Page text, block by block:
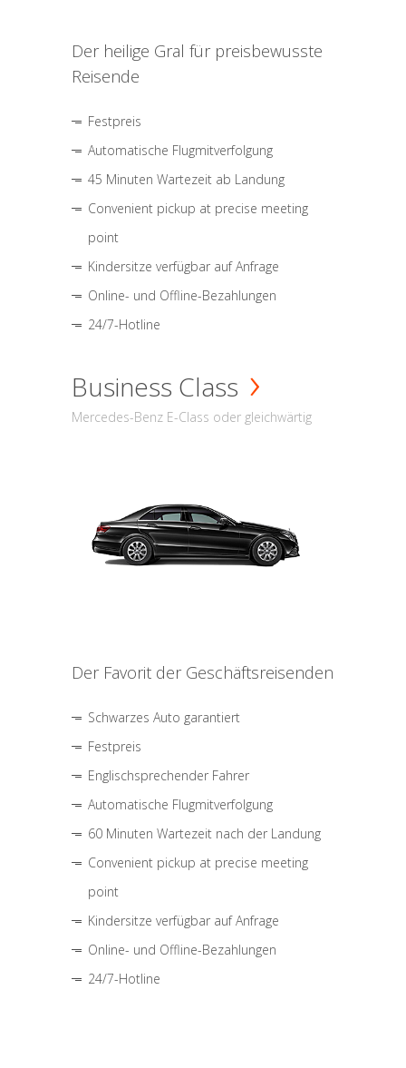
Der heilige Gral für preisbewusste
Reisende
Festpreis
Automatische Flugmitverfolgung
45 Minuten Wartezeit ab Landung
Convenient pickup at precise meeting
point
Kindersitze verfügbar auf Anfrage
Online- und Offline-Bezahlungen
24/7-Hotline
Business Class
Mercedes-Benz E-Class oder gleichwärtig
Der Favorit der Geschäftsreisenden
Schwarzes Auto garantiert
Festpreis
Englischsprechender Fahrer
Automatische Flugmitverfolgung
60 Minuten Wartezeit nach der Landung
Convenient pickup at precise meeting
point
Kindersitze verfügbar auf Anfrage
Online- und Offline-Bezahlungen
24/7-Hotline